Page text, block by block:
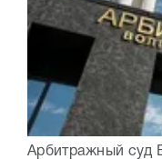
Арбитражный суд